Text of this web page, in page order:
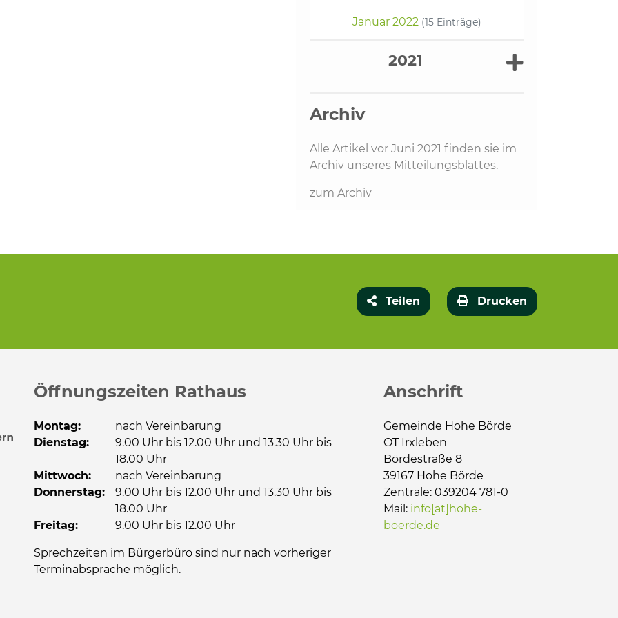
Januar 2022 (15 Einträge)
2021
Archiv
Alle Artikel vor Juni 2021 finden sie im
Archiv unseres Mitteilungsblattes.
zum Archiv
Teilen Drucken
Öffnungszeiten Rathaus
Montag:
nach Vereinbarung
Dienstag:
9.00 Uhr bis 12.00 Uhr und 13.30 Uhr bis
18.00 Uhr
Mittwoch:
nach Vereinbarung
Donnerstag: 9.00 Uhr bis 12.00 Uhr und 13.30 Uhr bis
18.00 Uhr
Freitag:
9.00 Uhr bis 12.00 Uhr
Sprechzeiten im Bürgerbüro sind nur nach vorheriger
Terminabsprache möglich.
Anschrift
Gemeinde Hohe Börde
OT Irxleben
Bördestraße 8
39167 Hohe Börde
Zentrale: 039204 781-0
Mail: info[at]hohe-
boerde.de